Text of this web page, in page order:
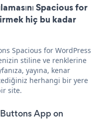
Spacious for
hiç bu kadar
Spacious for WordPress
stiline ve renklerine
yayına, kenar
herhangi bir yere
site.
App on